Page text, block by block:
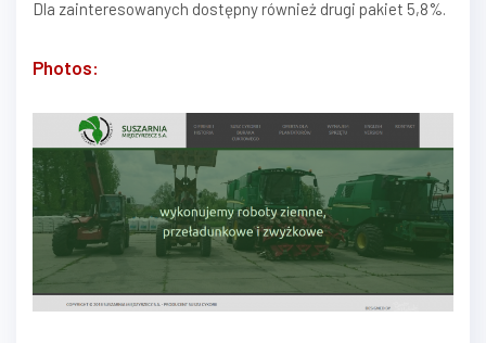
Dla zainteresowanych dostępny również drugi pakiet 5,8%.
Photos: